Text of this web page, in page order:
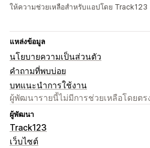
ให้ความช่วยเหลือสำหรับแอปโดย Track123
แหล่งข้อมูล
นโยบายความเป็นส่วนตัว
คำถามที่พบบ่อย
บทแนะนำการใช้งาน
ผู้พัฒนารายนี้ไม่มีการช่วยเหลือโดยตร
ผู้พัฒนา
Track123
เว็บไซต์